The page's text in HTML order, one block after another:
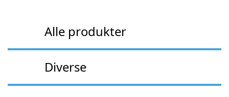
Alle produkter
Diverse